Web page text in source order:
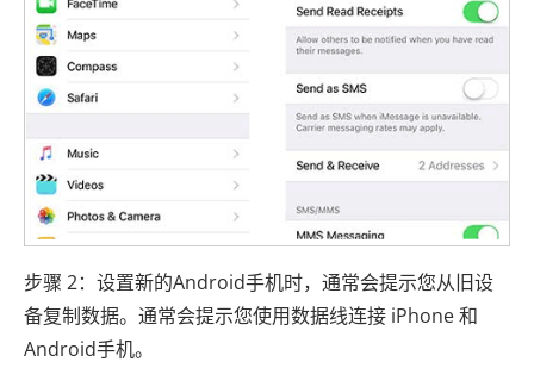
步骤 2：设置新的Android手机时，通常会提示您从旧设
备复制数据。通常会提示您使用数据线连接 iPhone 和
Android手机。